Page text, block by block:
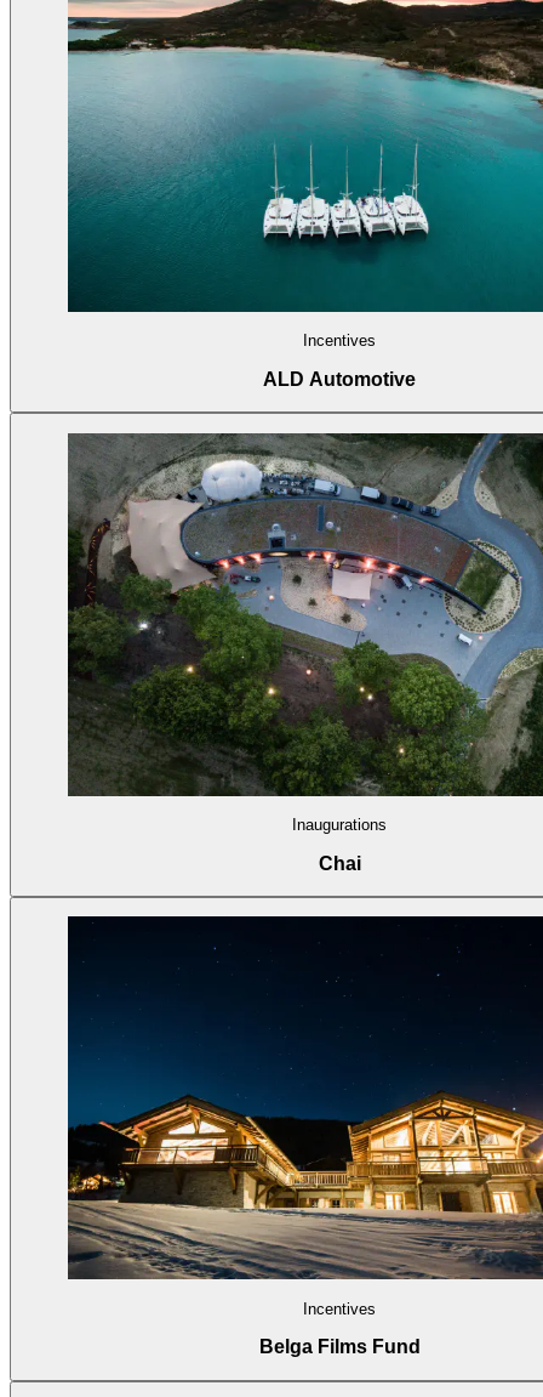
Incentives
ALD Automotive
Inaugurations
Chai
Incentives
Belga Films Fund